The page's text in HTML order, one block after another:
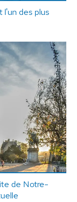
l'un des plus
de Notre-